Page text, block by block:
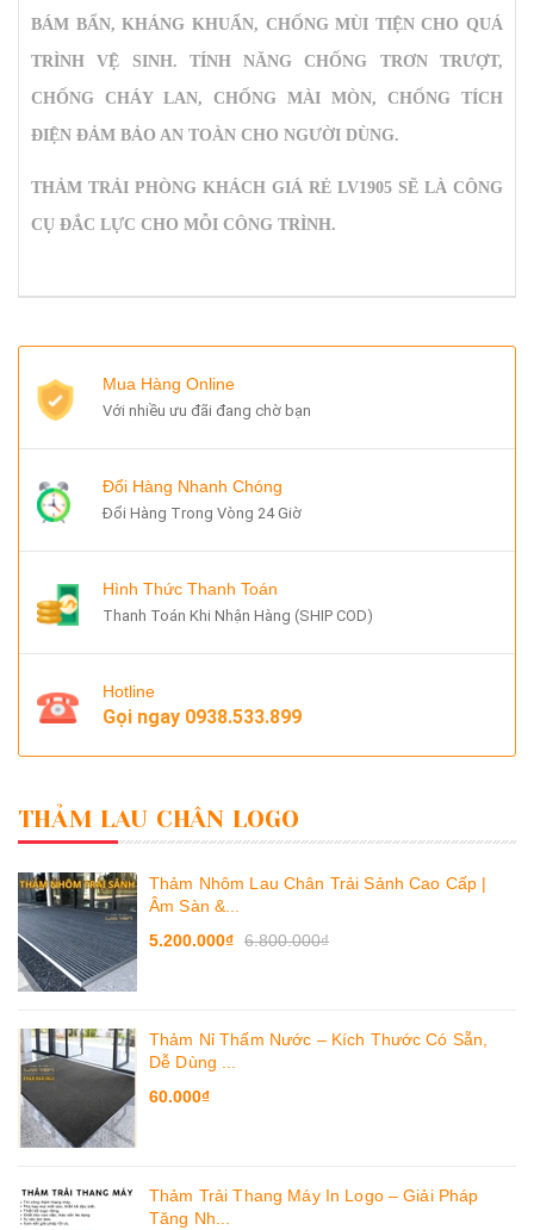
BÁM BẨN, KHÁNG KHUẨN, CHỐNG MÙI TIỆN CHO QUÁ
TRÌNH VỆ SINH. TÍNH NĂNG CHỐNG TRƠN TRƯỢT,
CHỐNG CHÁY LAN, CHỐNG MÀI MÒN, CHỐNG TÍCH
ĐIỆN ĐẢM BẢO AN TOÀN CHO NGƯỜI DÙNG.
THẢM TRẢI PHÒNG KHÁCH GIÁ RẺ LV1905 SẼ LÀ CÔNG
CỤ ĐẮC LỰC CHO MỖI CÔNG TRÌNH.
Mua Hàng Online
Với nhiều ưu đãi đang chờ bạn
Đổi Hàng Nhanh Chóng
Đổi Hàng Trong Vòng 24 Giờ
Hình Thức Thanh Toán
Thanh Toán Khi Nhận Hàng (SHIP COD)
Hotline
Gọi ngay 0938.533.899
THẢM LAU CHÂN LOGO
Thảm Nhôm Lau Chân Trải Sảnh Cao Cấp |
Âm Sàn &...
5.200.000₫ 6.800.000₫
Thảm Nỉ Thấm Nước – Kích Thước Có Sẵn,
Dễ Dùng ...
60.000₫
Thảm Trải Thang Máy In Logo – Giải Pháp
Tăng Nh...